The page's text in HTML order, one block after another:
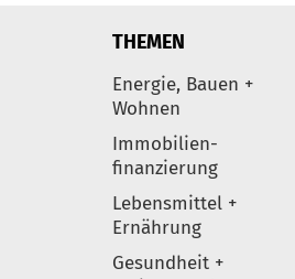
Elemente
THEMEN
Energie, Bauen +
Wohnen
Immobilien-
finanzierung
Lebensmittel +
Ernährung
Gesundheit +